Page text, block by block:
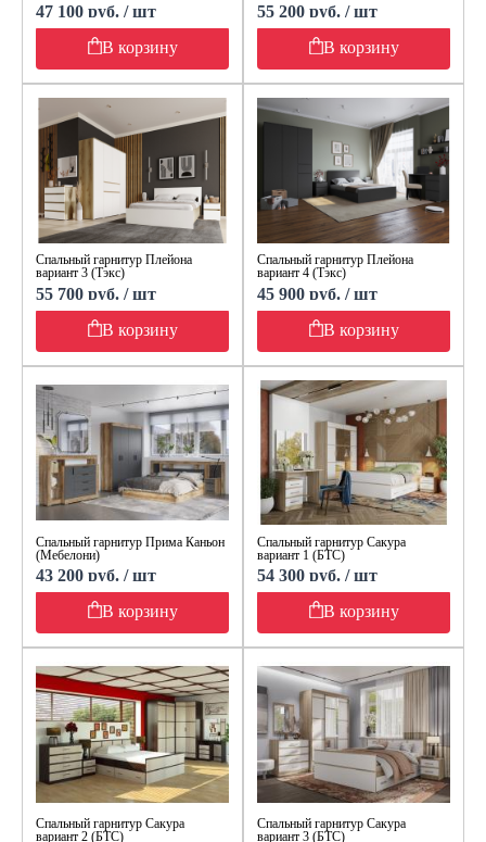
47 100 руб. / шт
В корзину
55 200 руб. / шт
В корзину
Спальный гарнитур Плейона
вариант 3 (Тэкс)
55 700 руб. / шт
В корзину
Спальный гарнитур Плейона
вариант 4 (Тэкс)
45 900 руб. / шт
В корзину
Спальный гарнитур Прима Каньон
(Мебелони)
43 200 руб. / шт
В корзину
Спальный гарнитур Сакура
вариант 1 (БТС)
54 300 руб. / шт
В корзину
Спальный гарнитур Сакура
вариант 2 (БТС)
Спальный гарнитур Сакура
вариант 3 (БТС)